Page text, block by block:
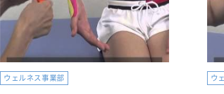
ウェルネス事業部 ウ